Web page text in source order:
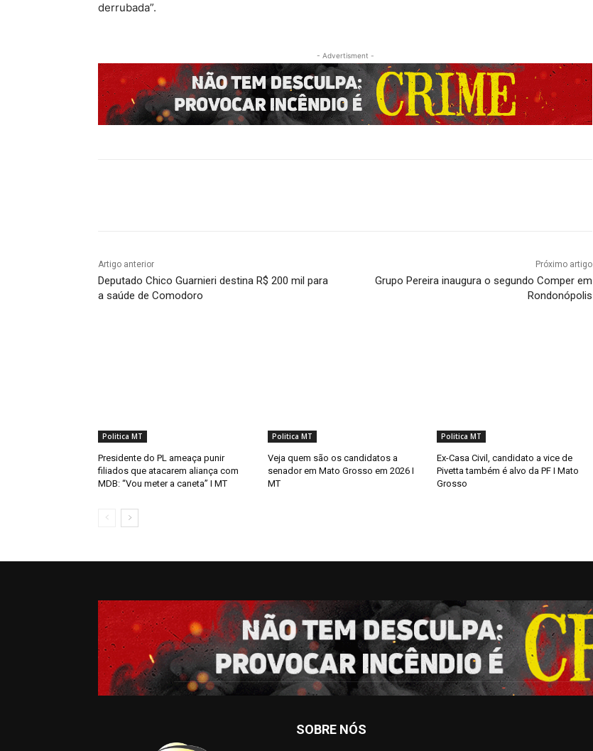
derrubada”.
- Advertisment -
Artigo anterior
Deputado Chico Guarnieri destina R$ 200 mil para
a saúde de Comodoro
Próximo artigo
Grupo Pereira inaugura o segundo Comper em
Rondonópolis
Politica MT
Presidente do PL ameaça punir
filiados que atacarem aliança com
MDB: “Vou meter a caneta” I MT
Politica MT
Veja quem são os candidatos a
senador em Mato Grosso em 2026 I
MT
Politica MT
Ex-Casa Civil, candidato a vice de
Pivetta também é alvo da PF I Mato
Grosso
SOBRE NÓS